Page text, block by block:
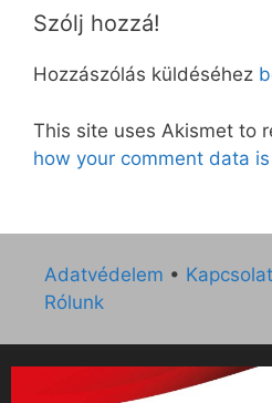
Szólj hozzá!
Hozzászólás küldéséhez
This site uses Akismet to
how your comment data
Adatvédelem • Kapcsolat
Rólunk